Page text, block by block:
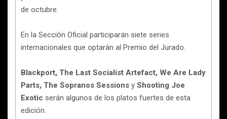
de octubre.
En la Sección Oficial participarán siete series
internacionales que optarán al Premio del Jurado.
Blackport, The Last Socialist Artefact, We Are Lady
Parts, The Sopranos Sessions y Shooting Joe
Exotic serán algunos de los platos fuertes de esta
edición.